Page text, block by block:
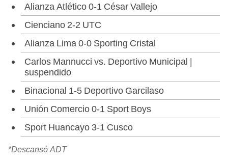
Alianza Atlético 0-1 César Vallejo
Cienciano 2-2 UTC
Alianza Lima 0-0 Sporting Cristal
Carlos Mannucci vs. Deportivo Municipal |
suspendido
Binacional 1-5 Deportivo Garcilaso
Unión Comercio 0-1 Sport Boys
Sport Huancayo 3-1 Cusco
*Descansó ADT